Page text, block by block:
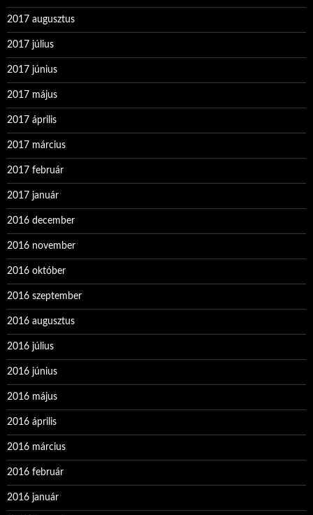
2017 augusztus
2017 július
2017 június
2017 május
2017 április
2017 március
2017 február
2017 január
2016 december
2016 november
2016 október
2016 szeptember
2016 augusztus
2016 július
2016 június
2016 május
2016 április
2016 március
2016 február
2016 január